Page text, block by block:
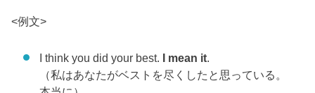
<例文>
I think you did your best. I mean it.
（私はあなたがベストを尽くしたと思っている。